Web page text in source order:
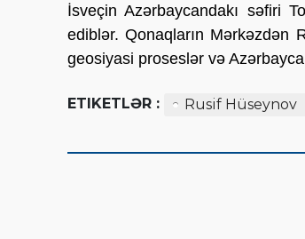
İsveçin Azərbaycandakı səfiri
ediblər. Qonaqların Mərkəzdən
geosiyasi proseslər və
ETIKETLƏR : Rusif Hüseynov